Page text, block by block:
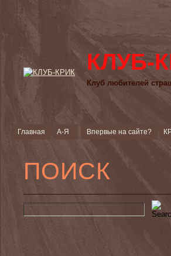
КЛУБ-
Клуб любителей
Главная А-Я Впервые на сайте?
ПОИСК